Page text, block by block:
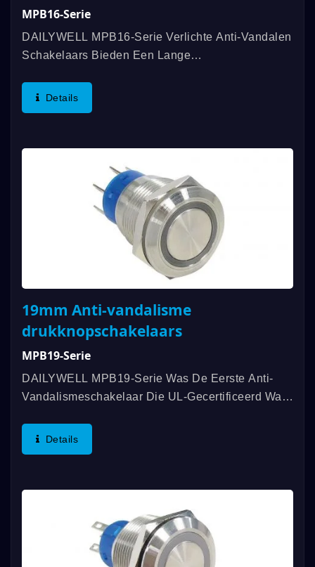
MPB16-Serie
DAILYWELL MPB16-Serie Verlichte Anti-Vandalen
Schakelaars Bieden Een Lange
Classificatie En Ring- Of
Stroomsymboolverlichting. DAILYWELL MPB16-
Details
19mm Anti-vandalisme
drukknopschakelaars
MPB19-Serie
DAILYWELL MPB19-Serie Was De Eerste Anti-
Vandalismeschakelaar Die UL-Gecertificeerd Was,
Functies Zijn Onder Andere Een Rating Van IP67,
SPDT- Of DPDT-Functionaliteit...
Details